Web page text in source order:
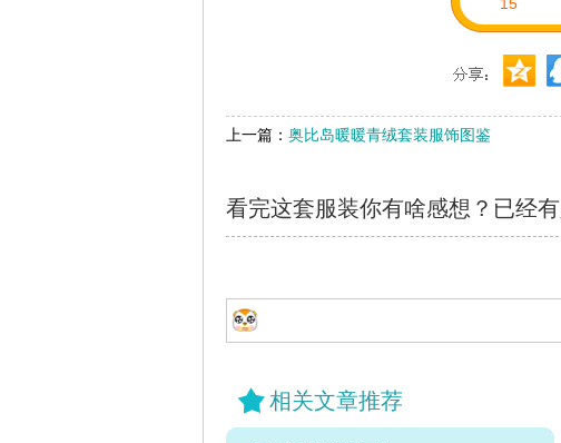
上一篇： 奥比岛暖暖青绒套装服饰图鉴
看完这套服装你有啥感想？已经有
相关文章推荐